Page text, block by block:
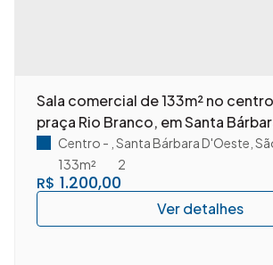
Sala comercial de 133m² no
praça Rio Branco, em Santa
D'Oeste/SP.
R$ 1.200,00
Centro Santa Bárbara D'Oeste
2
133m²